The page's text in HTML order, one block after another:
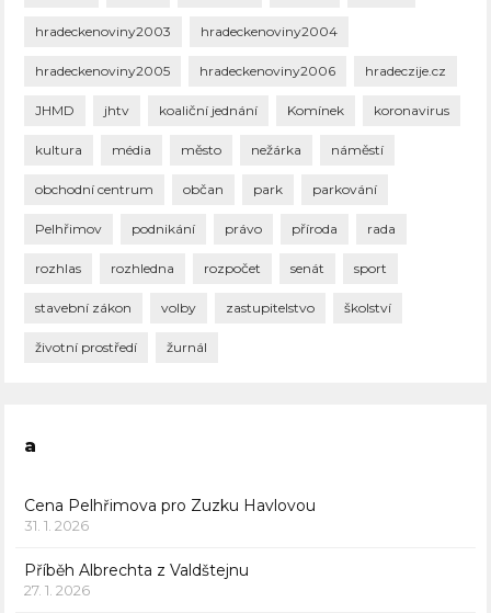
hradeckenoviny2003 hradeckenoviny2004
hradeckenoviny2005 hradeckenoviny2006 hradeczije.cz
JHMD jhtv koaliční jednání Komínek koronavirus
kultura média město nežárka náměstí
obchodní centrum občan park parkování
Pelhřimov podnikání právo příroda rada
rozhlas rozhledna rozpočet senát sport
stavební zákon volby zastupitelstvo školství
životní prostředí žurnál
a
Cena Pelhřimova pro Zuzku Havlovou
31. 1. 2026
Příběh Albrechta z Valdštejnu
27. 1. 2026